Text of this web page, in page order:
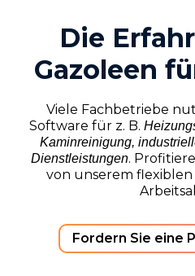
Die
Gazoleen
Viele Fachbetriebe
Software für z. B.
Kaminreinigung,
Dienstleistungen.
von unserem
Fordern Sie eine